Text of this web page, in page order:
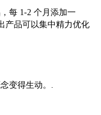
每 1-2 个月添加一
产品可以集中精力优化
变得生动。.